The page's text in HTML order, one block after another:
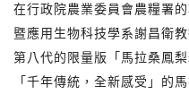
在行政院農業委員會農糧署
暨應用生物科技學系謝昌衛
第八代的限量版「馬拉桑鳳
「千年傳統，全新感受」的